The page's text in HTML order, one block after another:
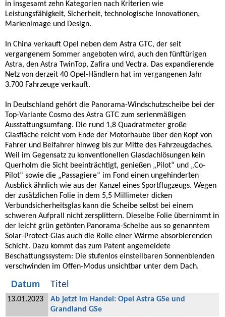
in insgesamt zehn Kategorien nach Kriterien wie
Leistungsfähigkeit, Sicherheit, technologische Innovationen,
Markenimage und Design.
In China verkauft Opel neben dem Astra GTC, der seit
vergangenem Sommer angeboten wird, auch den fünftürigen
Astra, den Astra TwinTop, Zafira und Vectra. Das expandierende
Netz von derzeit 40 Opel-Händlern hat im vergangenen Jahr
3.700 Fahrzeuge verkauft.
In Deutschland gehört die Panorama-Windschutzscheibe bei der
Top-Variante Cosmo des Astra GTC zum serienmäßigen
Ausstattungsumfang. Die rund 1,8 Quadratmeter große
Glasfläche reicht vom Ende der Motorhaube über den Kopf von
Fahrer und Beifahrer hinweg bis zur Mitte des Fahrzeugdaches.
Weil im Gegensatz zu konventionellen Glasdachlösungen kein
Querholm die Sicht beeinträchtigt, genießen „Pilot“ und „Co-
Pilot“ sowie die „Passagiere“ im Fond einen ungehinderten
Ausblick ähnlich wie aus der Kanzel eines Sportflugzeugs. Wegen
der zusätzlichen Folie in dem 5,5 Millimeter dicken
Verbundsicherheitsglas kann die Scheibe selbst bei einem
schweren Aufprall nicht zersplittern. Dieselbe Folie übernimmt in
der leicht grün getönten Panorama-Scheibe aus so genanntem
Solar-Protect-Glas auch die Rolle einer Wärme absorbierenden
Schicht. Dazu kommt das zum Patent angemeldete
Beschattungssystem: Die stufenlos einstellbaren Sonnenblenden
verschwinden im Offen-Modus unsichtbar unter dem Dach.
Datum Titel
13.01.2023
Ab jetzt im Handel: Opel Astra GSe und
Grandland GSe